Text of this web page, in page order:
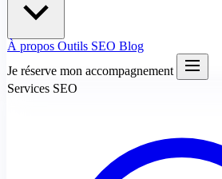
À propos Outils SEO Blog
Je réserve mon accompagnement
Services SEO